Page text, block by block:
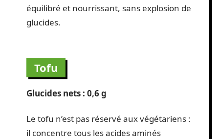
équilibré et nourrissant, sans explosion de
glucides.
Tofu
Glucides nets : 0,6 g
Le tofu n’est pas réservé aux végétariens :
il concentre tous les acides aminés